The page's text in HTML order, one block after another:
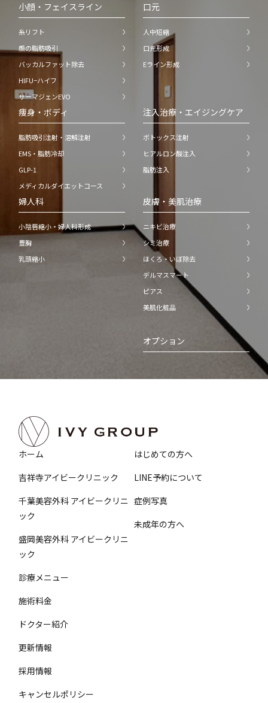
小顔・フェイスライン
糸リフト
顔の脂肪吸引
バッカルファット除去
HIFU−ハイフ
サーマジェンEVO
口元
人中短縮
口元形成
Eライン形成
痩身・ボディ
脂肪吸引注射・溶解注射
EMS・脂肪冷却
GLP-1
メディカルダイエットコース
注入治療・エイジングケア
ボトックス注射
ヒアルロン酸注入
脂肪注入
婦人科
小陰唇縮小・婦人科形成
豊胸
乳頭縮小
皮膚・美肌治療
ニキビ治療
シミ治療
ほくろ・いぼ除去
デルマスマート
ピアス
美肌化粧品
オプション
ホーム
吉祥寺アイビークリニック
千葉美容外科 アイビークリニ
ック
盛岡美容外科 アイビークリニ
ック
診療メニュー
施術料金
ドクター紹介
はじめての方へ
LINE予約について
症例写真
未成年の方へ
更新情報
採用情報
キャンセルポリシー